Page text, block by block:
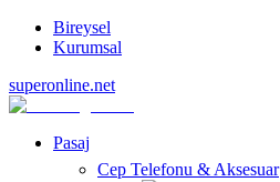
Bireysel
Kurumsal
superonline.net
Pasaj
Cep Telefonu & Aksesuar